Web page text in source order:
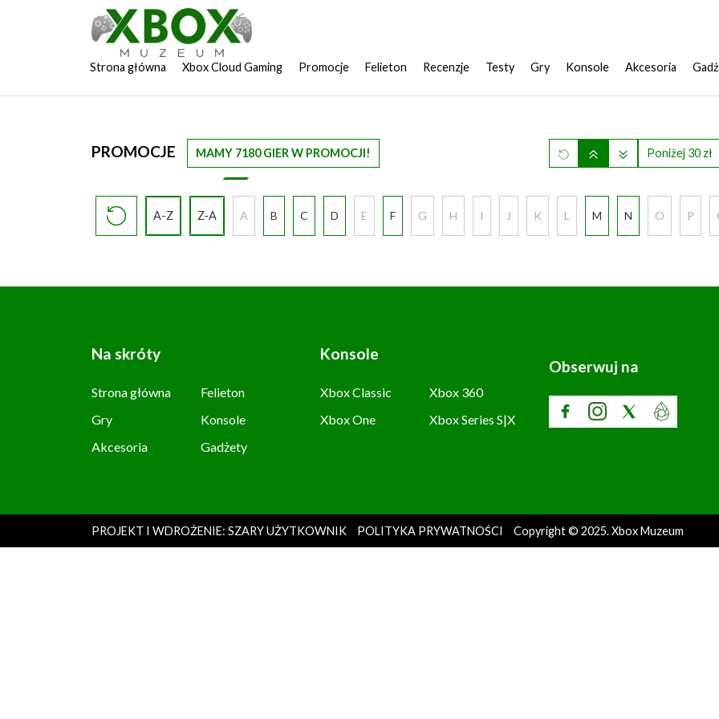
Strona główna Xbox Cloud Gaming Promocje Felieton Recenzje Testy Gry Konsole Akcesoria
PROMOCJE MAMY 7180 GIER W PROMOCJI! Poniżej 30 zł
A-Z Z-A A B C D E F G H I J K L M N O P
Na skróty
Strona główna
Felieton
Gry
Konsole
Akcesoria
Gadżety
Konsole
Xbox Classic
Xbox 360
Xbox One
Xbox Series S|X
Obserwuj na
PROJEKT I WDROŻENIE: SZARY UŻYTKOWNIK POLITYKA PRYWATNOŚCI Copyright © 2025. Xbox Muzeum